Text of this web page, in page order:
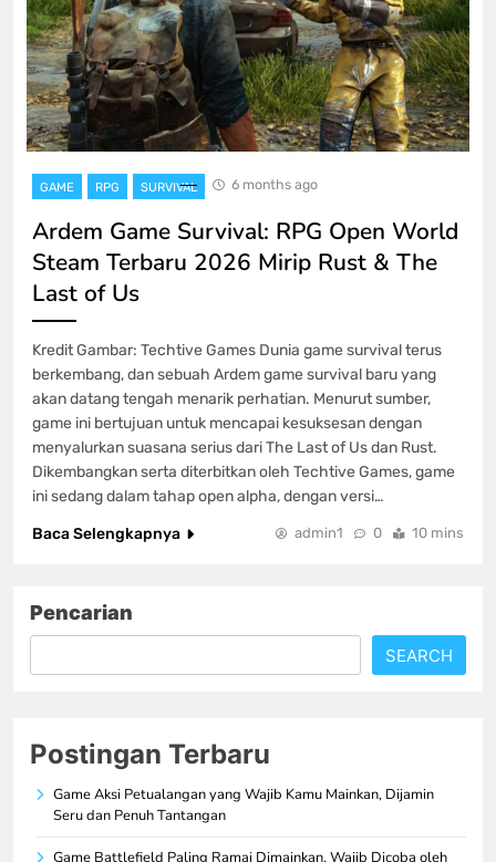
GAME RPG SURVIVAL 6 months ago
Ardem Game Survival: RPG Open World
Steam Terbaru 2026 Mirip Rust & The
Last of Us
Kredit Gambar: Techtive Games Dunia game survival terus
berkembang, dan sebuah Ardem game survival baru yang
akan datang tengah menarik perhatian. Menurut sumber,
game ini bertujuan untuk mencapai kesuksesan dengan
menyalurkan suasana serius dari The Last of Us dan Rust.
Dikembangkan serta diterbitkan oleh Techtive Games, game
ini sedang dalam tahap open alpha, dengan versi…
Baca Selengkapnya
admin1 0 10 mins
Pencarian
SEARCH
Postingan Terbaru
Game Aksi Petualangan yang Wajib Kamu Mainkan, Dijamin
Seru dan Penuh Tantangan
Game Battlefield Paling Ramai Dimainkan, Wajib Dicoba oleh